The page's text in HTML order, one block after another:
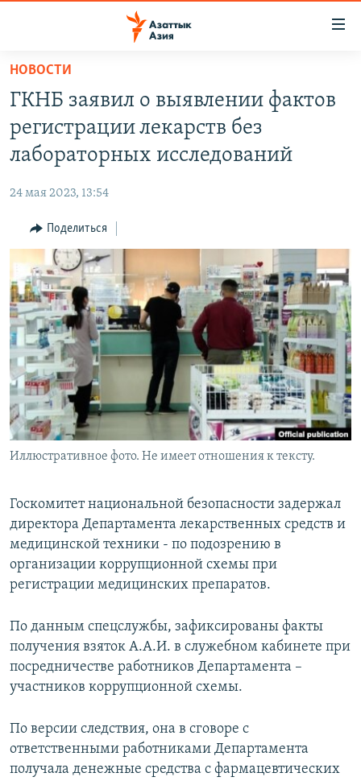
Вернуться
основному
содержанию
Вернутся
главной
Вернутся
поиску
КЫРГЫЗСТАН
ТАДЖИКИСТАН
ВОЙНА В УКРАИНЕ
КЫРГЫЗЧА
ЎЗБЕКЧА
ТОҶИКӢ
TÜRKMENÇE
Все сайты РСЕ/РС
НОВОСТИ
ГКНБ заявил о выявлении фактов
регистрации лекарств без
лабораторных исследований
24 мая 2023, 13:54
Поделиться
Иллюстративное фото. Не имеет отношения к тексту.
Госкомитет национальной безопасности задержал
директора Департамента лекарственных средств и
медицинской техники - по подозрению в
организации коррупционной схемы при
регистрации медицинских препаратов.
По данным спецслужбы, зафиксированы факты
получения взяток А.А.И. в служебном кабинете при
посредничестве работников Департамента –
участников коррупционной схемы.
По версии следствия, она в сговоре с
ответственными работниками Департамента
получала денежные средства с фармацевтических